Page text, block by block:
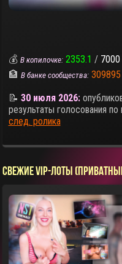
💰 В копилочке: 2353.1 / 7000
🏦 В банке сообщества: 309895
📝 30 июля 2026:
результаты голосования
след. ролика
СВЕЖИЕ VIP-ЛОТЫ